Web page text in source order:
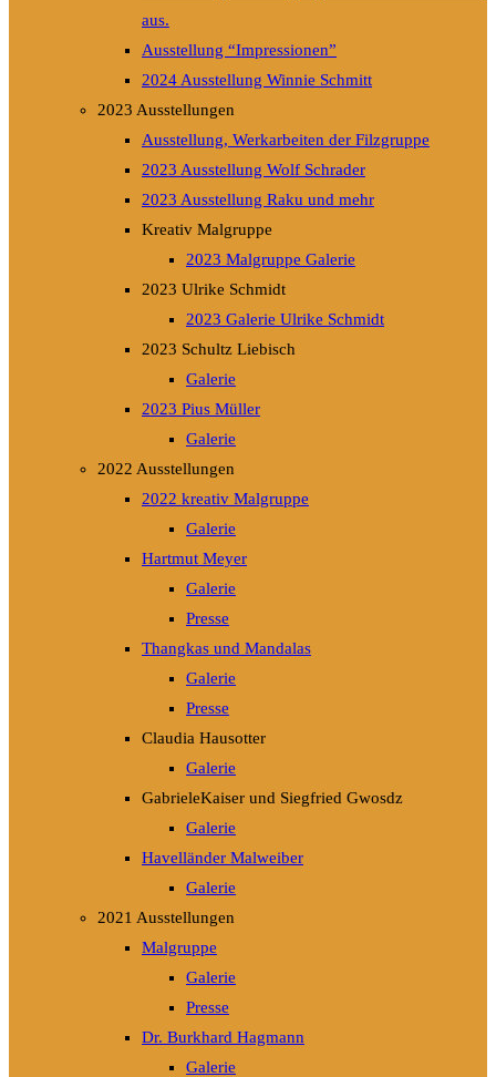
aus.
Ausstellung “Impressionen”
2024 Ausstellung Winnie Schmitt
2023 Ausstellungen
Ausstellung, Werkarbeiten der Filzgruppe
2023 Ausstellung Wolf Schrader
2023 Ausstellung Raku und mehr
Kreativ Malgruppe
2023 Malgruppe Galerie
2023 Ulrike Schmidt
2023 Galerie Ulrike Schmidt
2023 Schultz Liebisch
Galerie
2023 Pius Müller
Galerie
2022 Ausstellungen
2022 kreativ Malgruppe
Galerie
Hartmut Meyer
Galerie
Presse
Thangkas und Mandalas
Galerie
Presse
Claudia Hausotter
Galerie
GabrieleKaiser und Siegfried Gwosdz
Galerie
Havelländer Malweiber
Galerie
2021 Ausstellungen
Malgruppe
Galerie
Presse
Dr. Burkhard Hagmann
Galerie